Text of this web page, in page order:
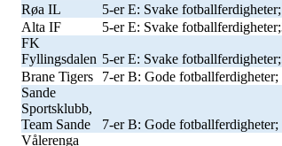
Røa IL
5-er E: Svake fotballferdigheter;
Alta IF
5-er E: Svake
FK
Fyllingsdalen 5-er E: Svake
Brane Tigers
7-er B: Gode fotballferdigheter;
Sande
Sportsklubb,
Team Sande
7-er B: Gode fotballferdigheter;
Vålerenga